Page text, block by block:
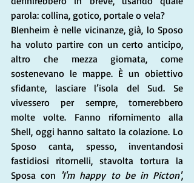
parola: collina, gotico, portale o vela?
Blenheim è nelle vicinanze, già, lo Sposo
ha voluto partire con un certo anticipo,
altro che mezza giornata, come
sostenevano le mappe. È un obiettivo
sfidante, lasciare l’isola del Sud. Se
vivessero per sempre, tornerebbero
molte volte. Fanno rifornimento alla
Shell, oggi hanno saltato la colazione. Lo
Sposo canta, spesso, inventandosi
fastidiosi ritornelli, stavolta tortura la
Sposa con 'I'm happy to be in Picton',